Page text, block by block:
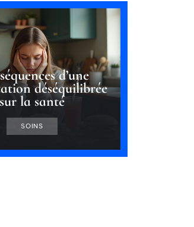
d’une
déséquilibrée
sur la santé
SOINS